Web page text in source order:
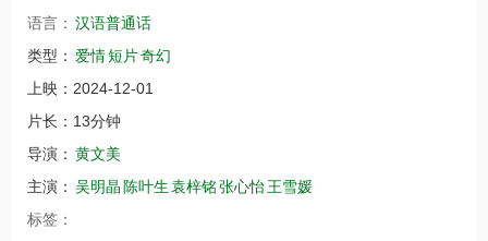
语言： 汉语普通话
类型： 爱情短片奇幻
上映： 2024-12-01
片长： 13分钟
导演： 黄文美
主演： 吴明晶 陈叶生 袁梓铭张心怡王雪媛
标签：